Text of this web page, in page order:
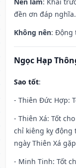
đền ơn đáp
Không nên: Động
Ngọc Hạp
Sao tốt:
- Thiên Đức Hợp:
- Thiên Xá: Tốt
chỉ kiêng kỵ động
ngày Thiên Xá
- Minh Tinh: Tốt